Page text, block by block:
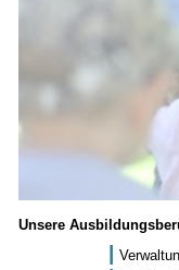
Unsere